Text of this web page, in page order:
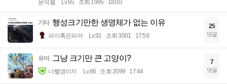
윤석렬 Lv.65 조회 1995 18:00
기타 행성크기만한 생명체가 없는 이유
파이혹은파어 Lv.91 조회 3001 17:59
25
댓글
유머 그냥 크기만 큰 고양이?
너빨갱이지 Lv.86 조회 2099 17:44
7
댓글